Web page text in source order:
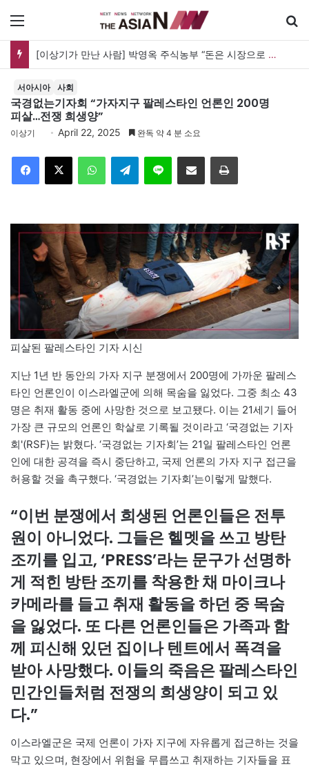
메뉴
[이상기가 만난 사람] 박영옥 주식농부 “돈은 시장으로 갔지만, 투자는 사라지고 거래만 남았다”
서아시아 사회
국경없는기자회 “가자지구 팔레스타인 언론인 200명
피살…전쟁 희생양”
이상기 April 22, 2025 완독 약 4 분 소요
Facebook
X WhatsAppTelegramLine 이메일 인쇄
피살된 팔레스타인 기자 시신
지난 1년 반 동안의 가자 지구 분쟁에서 200명에 가까운 팔레스
타인 언론인이 이스라엘군에 의해 목숨을 잃었다. 그중 최소 43
명은 취재 활동 중에 사망한 것으로 보고됐다. 이는 21세기 들어
가장 큰 규모의 언론인 학살로 기록될 것이라고 ‘국경없는 기자
회'(RSF)는 밝혔다. ‘국경없는 기자회’는 21일 팔레스타인 언론
인에 대한 공격을 즉시 중단하고, 국제 언론의 가자 지구 접근을
허용할 것을 촉구했다. ‘국경없는 기자회’는이렇게 말했다.
“이번 분쟁에서 희생된 언론인들은 전투
원이 아니었다. 그들은 헬멧을 쓰고 방탄
조끼를 입고, ‘PRESS’라는 문구가 선명하
게 적힌 방탄 조끼를 착용한 채 마이크나
카메라를 들고 취재 활동을 하던 중 목숨
을 잃었다. 또 다른 언론인들은 가족과 함
께 피신해 있던 집이나 텐트에서 폭격을
받아 사망했다. 이들의 죽음은 팔레스타인
민간인들처럼 전쟁의 희생양이 되고 있
다.”
이스라엘군은 국제 언론이 가자 지구에 자유롭게 접근하는 것을
막고 있으며, 현장에서 위험을 무릅쓰고 취재하는 기자들을 표